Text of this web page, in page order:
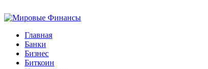
Главная
Банки
Бизнес
Биткоин